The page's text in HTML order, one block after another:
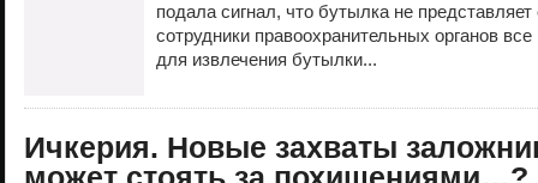
подала сигнал, что бутылка не
сотрудники правоохранительных органов
для извлечения бутылки...
Ичкерия. Новые захваты